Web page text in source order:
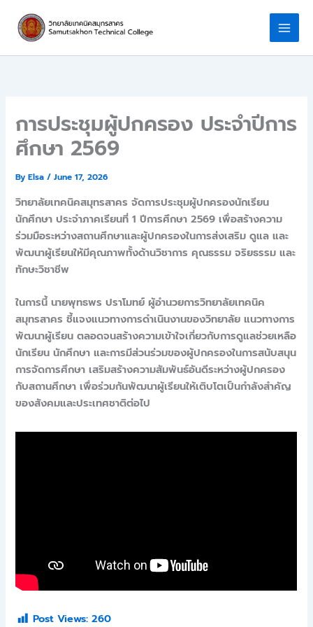
content
การประชุมผู้ปกครอง ประจำปีการ
ศึกษา 2569
ByElsa/June 17, 2026
วิทยาลัยเทคนิคสมุทรสาคร จัดการประชุมผู้ปกครองนักเรียน
นักศึกษา ประจำภาคเรียนที่ 1 ปีการศึกษา 2569 เพื่อสร้างความ
ร่วมมือระหว่างสถานศึกษาและผู้ปกครองในการส่งเสริม ดูแล และ
พัฒนาผู้เรียนให้มีคุณภาพทั้งด้านวิชาการ คุณธรรม จริยธรรม และ
ทักษะวิชาชีพ
ในการนี้ นายพุทธพร ปราโมทย์ ผู้อำนวยการวิทยาลัยเทคนิค
สมุทรสาคร ชี้แจงแนวทางการดำเนินงานของวิทยาลัย แนวทางการ
พัฒนาผู้เรียน ตลอดจนสร้างความเข้าใจเกี่ยวกับการดูแลช่วยเหลือ
นักเรียน นักศึกษา และการมีส่วนร่วมของผู้ปกครองในการสนับสนุน
การจัดการศึกษา เสริมสร้างความสัมพันธ์อันดีระหว่างผู้ปกครอง
กับสถานศึกษา เพื่อร่วมกันพัฒนาผู้เรียนให้เติบโตเป็นกำลังสำคัญ
ของสังคมและประเทศชาติต่อไป
Post Views: 260